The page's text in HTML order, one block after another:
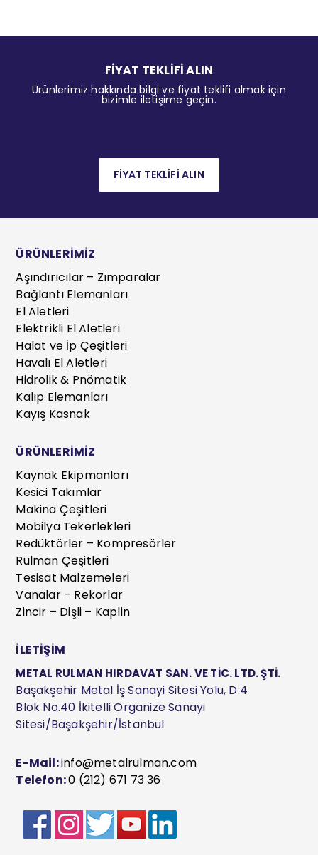
FİYAT TEKLİFİ ALIN
Ürünlerimiz hakkında bilgi ve fiyat teklifi almak için
bizimle iletişime geçin.
FİYAT TEKLİFİ ALIN
ÜRÜNLERİMİZ
Aşındırıcılar – Zımparalar
Bağlantı Elemanları
El Aletleri
Elektrikli El Aletleri
Halat ve İp Çeşitleri
Havalı El Aletleri
Hidrolik & Pnömatik
Kalıp Elemanları
Kayış Kasnak
ÜRÜNLERİMİZ
Kaynak Ekipmanları
Kesici Takımlar
Makina Çeşitleri
Mobilya Tekerlekleri
Redüktörler – Kompresörler
Rulman Çeşitleri
Tesisat Malzemeleri
Vanalar – Rekorlar
Zincir – Dişli – Kaplin
İLETİŞİM
METAL RULMAN HIRDAVAT SAN. VE TİC. LTD. ŞTİ.
Başakşehir Metal İş Sanayi Sitesi Yolu, D:4
Blok No.40 İkitelli Organize Sanayi
Sitesi/Başakşehir/İstanbul
E-Mail:info@metalrulman.com
Telefon:0 (212) 671 73 36